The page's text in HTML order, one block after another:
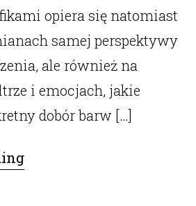
opiera się natomiast
samej perspektywy
ale również na
i emocjach, jakie
dobór barw […]